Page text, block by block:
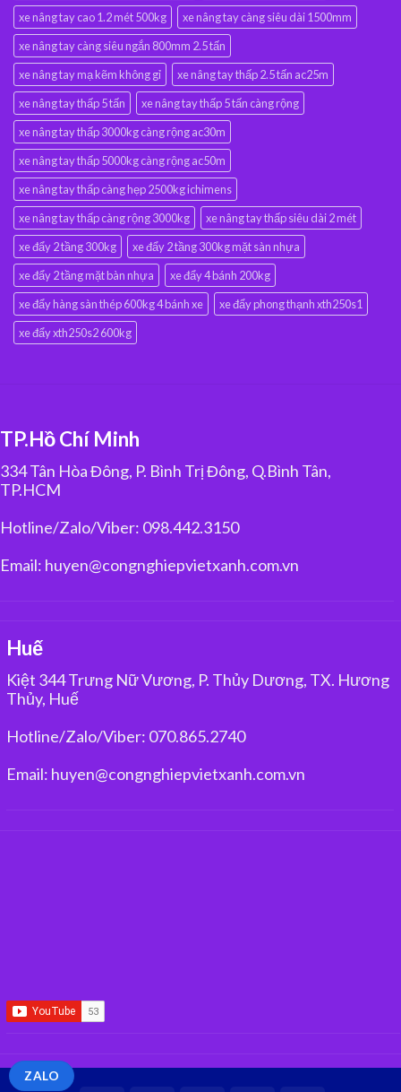
xe nâng tay cao 1.2 mét 500kg
xe nâng tay càng siêu dài 1500mm
xe nâng tay càng siêu ngắn 800mm 2.5 tấn
xe nâng tay mạ kẽm không gỉ
xe nâng tay thấp 2.5 tấn ac25m
xe nâng tay thấp 5 tấn
xe nâng tay thấp 5 tấn càng rộng
xe nâng tay thấp 3000kg càng rộng ac30m
xe nâng tay thấp 5000kg càng rộng ac50m
xe nâng tay thấp càng hẹp 2500kg ichimens
xe nâng tay thấp càng rộng 3000kg
xe nâng tay thấp siêu dài 2 mét
xe đẩy 2 tầng 300kg
xe đẩy 2 tầng 300kg mặt sàn nhựa
xe đẩy 2 tầng mặt bàn nhựa
xe đẩy 4 bánh 200kg
xe đẩy hàng sàn thép 600kg 4 bánh xe
xe đẩy phong thạnh xth250s1
xe đẩy xth250s2 600kg
TP.Hồ Chí Minh
334 Tân Hòa Đông, P. Bình Trị Đông, Q.Bình Tân,
TP.HCM
Hotline/Zalo/Viber: 098.442.3150
Email: huyen@congnghiepvietxanh.com.vn
Huế
Kiệt 344 Trưng Nữ Vương, P. Thủy Dương, TX. Hương
Thủy, Huế
Hotline/Zalo/Viber: 070.865.2740
Email: huyen@congnghiepvietxanh.com.vn
ZALO